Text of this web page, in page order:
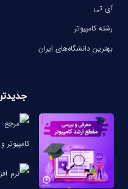
آی تی
رشته کامپیوتر
بهترین دانشگاه‌های ایران